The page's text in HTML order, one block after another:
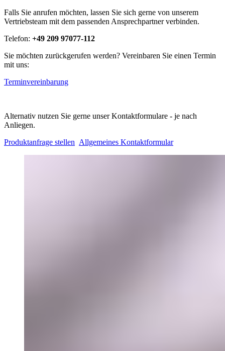
Falls Sie anrufen möchten, lassen Sie sich gerne von unserem
Vertriebsteam mit dem passenden Ansprechpartner verbinden.
Telefon: +49 209 97077-112
Sie möchten zurückgerufen werden? Vereinbaren Sie einen Termin
mit uns:
Terminvereinbarung
Alternativ nutzen Sie gerne unser Kontaktformulare - je nach
Anliegen.
Produktanfrage stellen Allgemeines Kontaktformular